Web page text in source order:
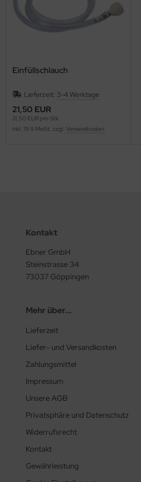
Einfüllschlauch
Lieferzeit: 3-4 Werktage
21,50 EUR
21,50 EUR pro Stk.
inkl. 19 % MwSt. zzgl. Versandkosten
Kontakt
Ebner GmbH
Steinstrasse 34
73037 Göppingen
Mehr über...
Lieferzeit
Liefer- und Versandkosten
Zahlungsmittel
Impressum
Unsere AGB
Privatsphäre und Datenschutz
Widerrufsrecht
Kontakt
Gewährleistung